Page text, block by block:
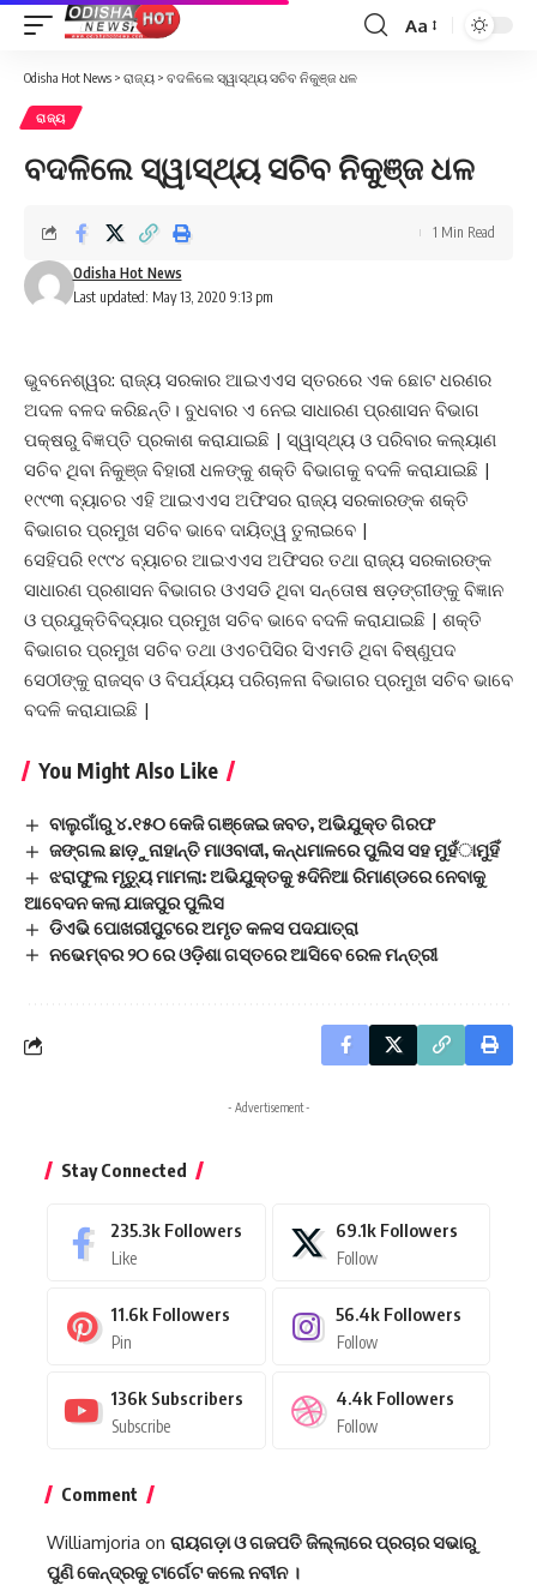
Font
Aa
Odisha Hot News > ରାଜ୍ୟ > ବଦଳିଲେ ସ୍ୱାସ୍ଥ୍ୟ ସଚିବ ନିକୁଞ୍ଜ ଧଳ
ରାଜ୍ୟ
ବଦଳିଲେ ସ୍ୱାସ୍ଥ୍ୟ ସଚିବ ନିକୁଞ୍ଜ ଧଳ
Last updated: May 13, 2020 9:13 pm
Odisha Hot News
1 Min Read
ଭୁବନେଶ୍ୱର: ରାଜ୍ୟ ସରକାର ଆଇଏଏସ ସ୍ତରରେ ଏକ ଛୋଟ ଧରଣର
ଅଦଳ ବଳଦ କରିଛନ୍ତି। ବୁଧବାର ଏ ନେଇ ସାଧାରଣ ପ୍ରଶାସନ ବିଭାଗ
ପକ୍ଷରୁ ବିଜ୍ଞପ୍ତି ପ୍ରକାଶ କରାଯାଇଛି | ସ୍ୱାସ୍ଥ୍ୟ ଓ ପରିବାର କଲ୍ୟାଣ
ସଚିବ ଥିବା ନିକୁଞ୍ଜ ବିହାରୀ ଧଳଙ୍କୁ ଶକ୍ତି ବିଭାଗକୁ ବଦଳି କରାଯାଇଛି |
୧୯୯୩ ବ୍ୟାଚର ଏହି ଆଇଏଏସ ଅଫିସର ରାଜ୍ୟ ସରକାରଙ୍କ ଶକ୍ତି
ବିଭାଗର ପ୍ରମୁଖ ସଚିବ ଭାବେ ଦାୟିତ୍ୱ ତୁଲାଇବେ |
ସେହିପରି ୧୯୯୪ ବ୍ୟାଚର ଆଇଏଏସ ଅଫିସର ତଥା ରାଜ୍ୟ ସରକାରଙ୍କ
ସାଧାରଣ ପ୍ରଶାସନ ବିଭାଗର ଓଏସଡି ଥିବା ସନ୍ତୋଷ ଷଡ଼ଙ୍ଗୀଙ୍କୁ ବିଜ୍ଞାନ
ଓ ପ୍ରଯୁକ୍ତିବିଦ୍ୟାର ପ୍ରମୁଖ ସଚିବ ଭାବେ ବଦଳି କରାଯାଇଛି | ଶକ୍ତି
ବିଭାଗର ପ୍ରମୁଖ ସଚିବ ତଥା ଓଏଚପିସିର ସିଏମଡି ଥିବା ବିଷ୍ଣୁପଦ
ସେଠୀଙ୍କୁ ରାଜସ୍ବ ଓ ବିପର୍ଯ୍ୟୟ ପରିଚାଳନା ବିଭାଗର ପ୍ରମୁଖ ସଚିବ ଭାବେ
ବଦଳି କରାଯାଇଛି |
You Might Also Like
ବାଲୁଗାଁରୁ ୪.୧୫୦ କେଜି ଗଞ୍ଜେଇ ଜବତ, ଅଭିଯୁକ୍ତ ଗିରଫ
ଜଙ୍ଗଲ ଛାଡ଼ୁନାହାନ୍ତି ମାଓବାଦୀ, କନ୍ଧମାଳରେ ପୁଲିସ ସହ ମୁହଁାମୁହିଁ
ଝରାଫୁଲ ମୃତ୍ୟୁ ମାମଲା: ଅଭିଯୁକ୍ତକୁ ୫ଦିନିଆ ରିମାଣ୍ଡରେ ନେବାକୁ
ଆବେଦନ କଲା ଯାଜପୁର ପୁଲିସ
ଡିଏଭି ପୋଖରୀପୁଟରେ ଅମୃତ କଳସ ପଦଯାତ୍ରା
ନଭେମ୍ବର ୨୦ ରେ ଓଡ଼ିଶା ଗସ୍ତରେ ଆସିବେ ରେଳ ମନ୍ତ୍ରୀ
- Advertisement -
Stay Connected
235.3k Followers
Like
69.1k Followers
Follow
11.6k Followers
Pin
56.4k Followers
Follow
136k Subscribers
Subscribe
4.4k Followers
Follow
Comment
Williamjoria on ରାୟଗଡ଼ା ଓ ଗଜପତି ଜିଲ୍ଲାରେ ପ୍ରଚାର ସଭାରୁ
ପୁଣି କେନ୍ଦ୍ରକୁ ଟାର୍ଗେଟ କଲେ ନବୀନ ।